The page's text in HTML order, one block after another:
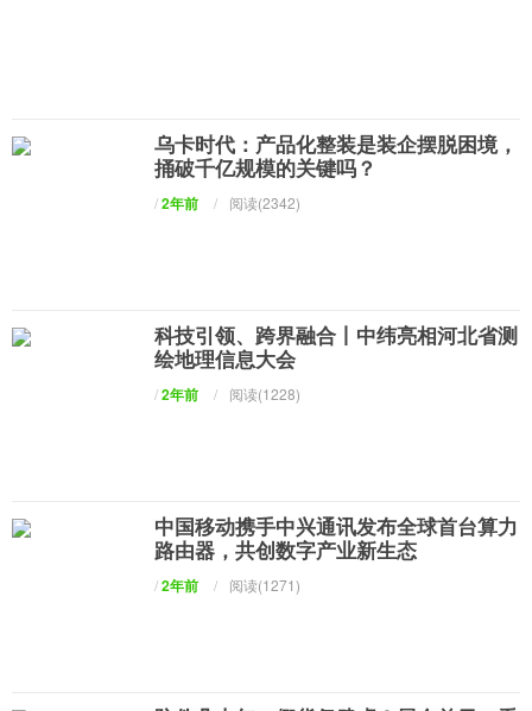
乌卡时代：产品化整装是装企摆脱困境，
捅破千亿规模的关键吗？
/2年前 / 阅读(2342)
科技引领、跨界融合丨中纬亮相河北省测
绘地理信息大会
/2年前 / 阅读(1228)
中国移动携手中兴通讯发布全球首台算力
路由器，共创数字产业新生态
/2年前 / 阅读(1271)